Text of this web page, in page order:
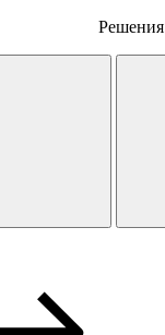
Решения